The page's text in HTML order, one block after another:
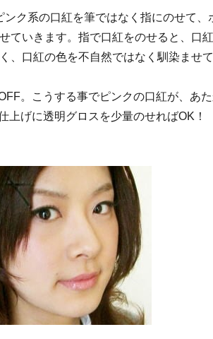
ンク系の口紅を筆ではなく指にのせて、
ていきます。指で口紅をのせると、口
、口紅の色を不自然ではなく馴染ませて
。こうする事でピンクの口紅が、あ
上げに透明グロスを少量のせればOK！